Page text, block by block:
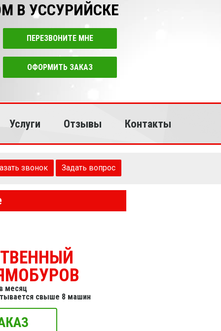
В УССУРИЙСКЕ
ПЕРЕЗВОНИТЕ МНЕ
ОФОРМИТЬ ЗАКАЗ
Услуги Отзывы Контакты
звонок Задать вопрос
месяц
свыше 8 машин